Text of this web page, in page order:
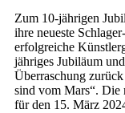
Zum 10-jährigen
ihre neueste
erfolgreiche
jähriges Jubiläum
Überraschung
sind vom Mars“. Die
für den 15. März